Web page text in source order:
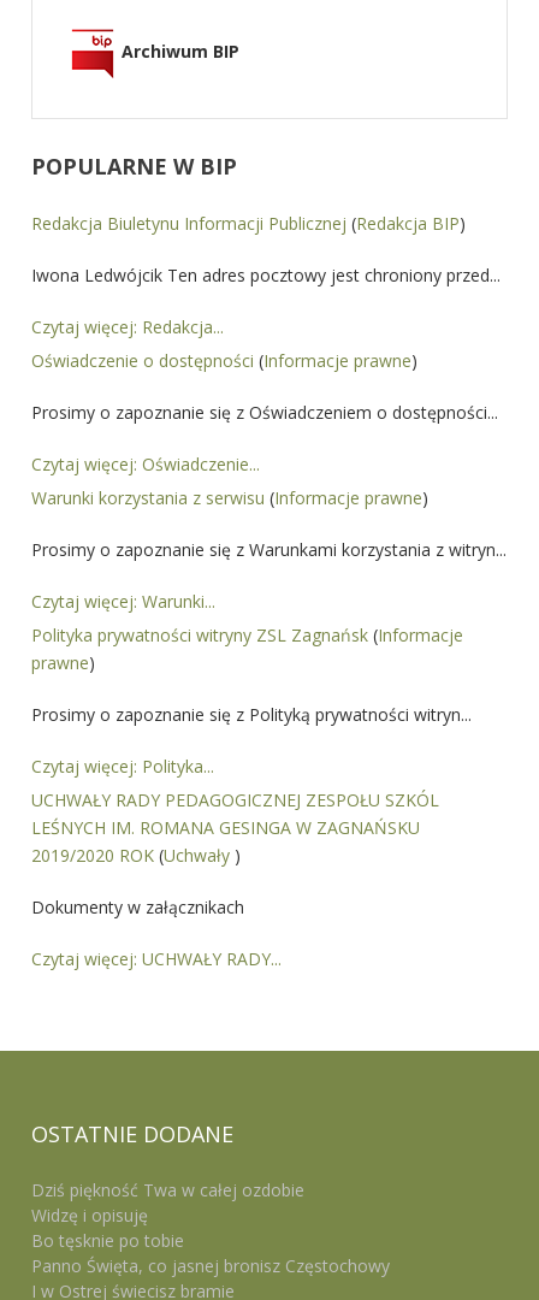
Archiwum BIP
POPULARNE W BIP
Redakcja Biuletynu Informacji Publicznej(Redakcja BIP)
Iwona Ledwójcik Ten adres pocztowy jest chroniony przed...
Czytaj więcej: Redakcja...
Oświadczenie o dostępności(Informacje prawne)
Prosimy o zapoznanie się z Oświadczeniem o dostępności...
Czytaj więcej: Oświadczenie...
Warunki korzystania z serwisu(Informacje prawne)
Prosimy o zapoznanie się z Warunkami korzystania z witryn...
Czytaj więcej: Warunki...
Polityka prywatności witryny ZSL Zagnańsk(Informacje
prawne)
Prosimy o zapoznanie się z Polityką prywatności witryn...
Czytaj więcej: Polityka...
UCHWAŁY RADY PEDAGOGICZNEJ ZESPOŁU SZKÓL
LEŚNYCH IM. ROMANA GESINGA W ZAGNAŃSKU
2019/2020 ROK(Uchwały )
Dokumenty w załącznikach
Czytaj więcej: UCHWAŁY RADY...
OSTATNIE DODANE
Dziś piękność Twa w całej ozdobie
Widzę i opisuję
Bo tęsknie po tobie
Panno Święta, co jasnej bronisz Częstochowy
I w Ostrej świecisz bramie